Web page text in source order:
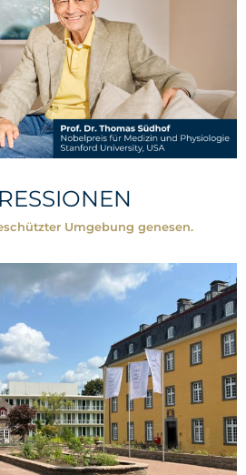
Umgebung genesen.